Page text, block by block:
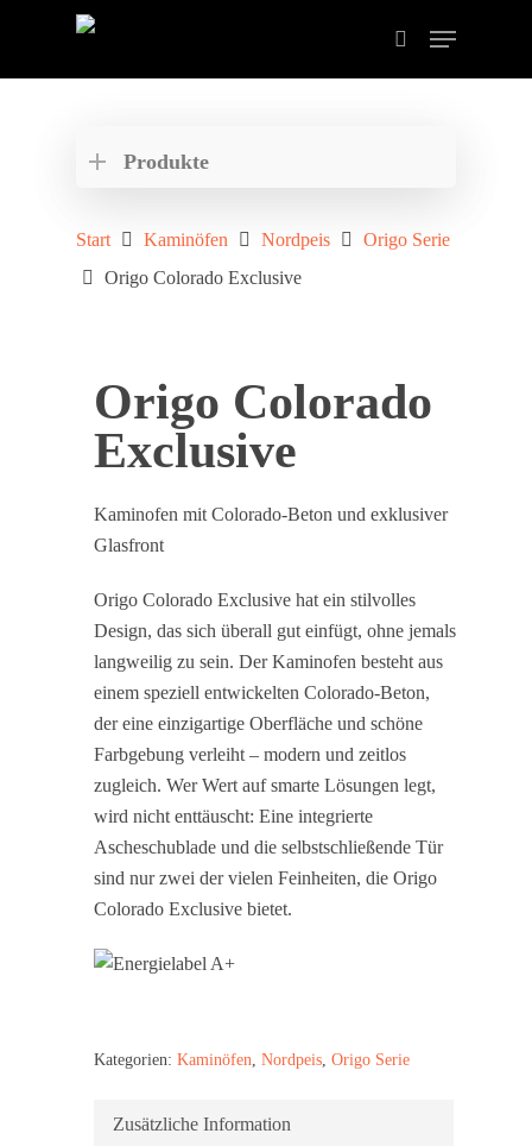
schließen der Suche.
Produkte
Start Kaminöfen Nordpeis
Origo Serie
Origo Colorado Exclusive
Origo Colorado
Exclusive
Kaminofen mit Colorado-Beton und exklusiver
Glasfront
Origo Colorado Exclusive hat ein stilvolles
Design, das sich überall gut einfügt, ohne jemals
langweilig zu sein. Der Kaminofen besteht aus
einem speziell entwickelten Colorado-Beton,
der eine einzigartige Oberfläche und schöne
Farbgebung verleiht – modern und zeitlos
zugleich. Wer Wert auf smarte Lösungen legt,
wird nicht enttäuscht: Eine integrierte
Ascheschublade und die selbstschließende Tür
sind nur zwei der vielen Feinheiten, die Origo
Colorado Exclusive bietet.
Kategorien: Kaminöfen Nordpeis Origo Serie
Zusätzliche Information